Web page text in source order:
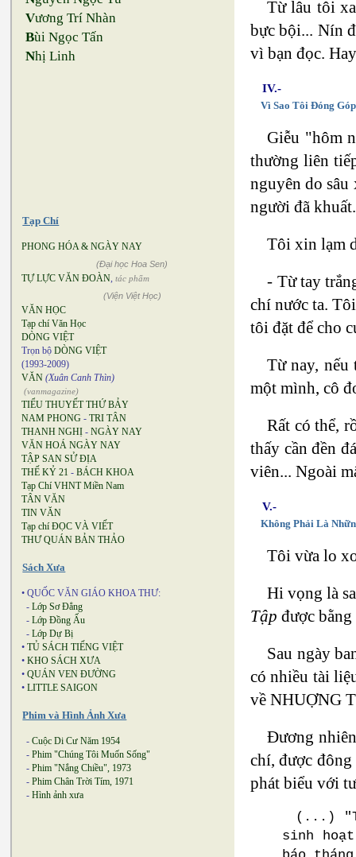
Vương Trí Nhàn
Bùi Ngọc Tấn
Nhị Linh
Tạp Chí
PHONG HÓA & NGÀY NAY
(Đại học Hoa Sen)
TỰ LỰC VĂN ĐOÀN, tác phẩm
(Viện Việt Học)
VĂN HỌC
Tạp chí Văn Học
DÒNG VIỆT
Trọn bộ DÒNG VIỆT
(1993-2009)
VĂN (Xuân Canh Thìn)
(vanmagazine)
TIỂU THUYẾT THỨ BẢY
NAM PHONG - TRI TÂN
THANH NGHỊ - NGÀY NAY
VĂN HOÁ NGÀY NAY
TẬP SAN SỬ ĐỊA
THẾ KỶ 21 - BÁCH KHOA
Tạp Chí VHNT Miền Nam
TÂN VĂN
TIN VĂN
Tạp chí ĐỌC VÀ VIẾT
THƯ QUÁN BẢN THẢO
Sách Xưa
• QUỐC VĂN GIÁO KHOA THƯ:
- Lớp Sơ Đẳng
- Lớp Đồng Ấu
- Lớp Dự Bị
• TỦ SÁCH TIẾNG VIỆT
• KHO SÁCH XƯA
• QUÁN VEN ĐƯỜNG
• LITTLE SAIGON
Phim và Hình Ảnh Xưa
- Cuộc Di Cư Năm 1954
- Phim "Chúng Tôi Muốn Sống"
- Phim "Nắng Chiều", 1973
- Phim Chân Trời Tím, 1971
- Hình ảnh xưa
Từ lâu tôi
bực bội... Nín
vì bạn đọc.
IV.-
Vì Sao Tôi Đóng
Giễu "hôm
thường liên
nguyên do
người đã khuất.
Tôi xin lạm
- Từ tay
chí nước ta.
tôi đặt để cho
Từ nay,
một mình, cô
Rất có thể,
thấy cần đền
viên... Ngoài
V.-
Không Phải Là
Tôi vừa lo
Hi vọng là
Tập được
Sau ngày
có nhiều tài
về NHUỢNG
Đương
chí, được
phát biểu với
(...)
sinh